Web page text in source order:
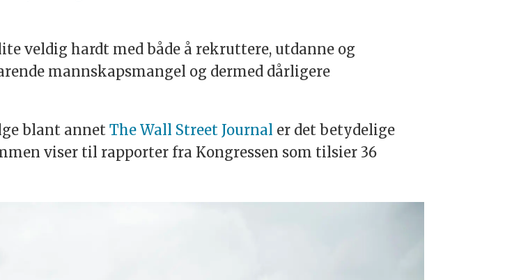
veldig hardt med både å rekruttere, utdanne og
mannskapsmangel og dermed dårligere
blant annetThe Wall Street Journal er det betydelige
viser til rapporter fra Kongressen som tilsier 36